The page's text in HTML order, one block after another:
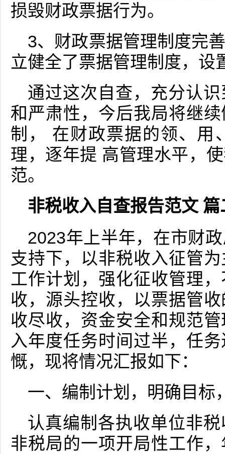
损毁财政票据行为。
3、财政票据管理制度完
立健全了票据管理制度，设
通过这次自查，充分认
和严肃性，今后我局将继
制， 在财政票据的领、用
理，逐年提 高管理水平，
范。
非税收入自查报告范文 篇
2023年上半年，在市财
支持下，以非税收入征管
工作计划，强化征收管理
收，源头控收，以票据管
收尽收，资金安全和规范
入年度任务时间过半，任
慨，现将情况汇报如下：
一、编制计划，明确目标
认真编制各执收单位非
非税局的一项开局性工作